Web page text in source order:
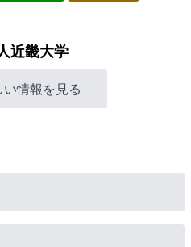
近畿大学
情報を見る